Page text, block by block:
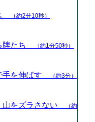
（約2分10秒）
牌たち （約1分50秒）
手を伸ばす （約3分）
山をズラさない
（約